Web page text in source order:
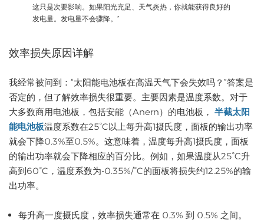
这只是次要影响。如果阳光充足、天气炎热，你就能获得良好的
发电量。发电量不会骤降。”
效率损失原因详解
我经常被问到：“太阳能电池板在高温天气下会失效吗？”答案是
否定的，但了解效率损失很重要。主要因素是温度系数。对于
大多数商用电池板，包括安能（Anern）的电池板， 半截太阳
能电池板温度系数在25°C以上每升高1摄氏度，面板的输出功率
就会下降0.3%至0.5%。这意味着，温度每升高1摄氏度，面板
的输出功率就会下降相应的百分比。例如，如果温度从25°C升
高到60°C，温度系数为-0.35%/°C的面板将损失约12.25%的输
出功率。
每升高一度摄氏度，效率损失通常在 0.3% 到 0.5% 之间。